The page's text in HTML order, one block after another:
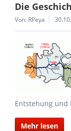
Die
Von: RPeya
Entstehung und
Mehr lesen